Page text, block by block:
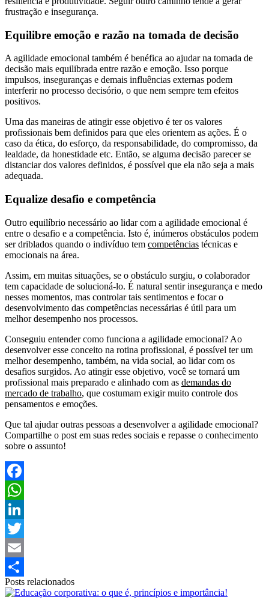
frustração e insegurança.
Equilibre emoção e razão na tomada de decisão
A agilidade emocional também é benéfica ao ajudar na tomada de
decisão mais equilibrada entre razão e emoção. Isso porque
impulsos, inseguranças e demais influências externas podem
interferir no processo decisório, o que nem sempre tem efeitos
positivos.
Uma das maneiras de atingir esse objetivo é ter os valores
profissionais bem definidos para que eles orientem as ações. É o
caso da ética, do esforço, da responsabilidade, do compromisso, da
lealdade, da honestidade etc. Então, se alguma decisão parecer se
distanciar dos valores definidos, é possível que ela não seja a mais
adequada.
Equalize desafio e competência
Outro equilíbrio necessário ao lidar com a agilidade emocional é
entre o desafio e a competência. Isto é, inúmeros obstáculos podem
ser driblados quando o indivíduo tem competências técnicas e
emocionais na área.
Assim, em muitas situações, se o obstáculo surgiu, o colaborador
tem capacidade de solucioná-lo. É natural sentir insegurança e medo
nesses momentos, mas controlar tais sentimentos e focar o
desenvolvimento das competências necessárias é útil para um
melhor desempenho nos processos.
Conseguiu entender como funciona a agilidade emocional? Ao
desenvolver esse conceito na rotina profissional, é possível ter um
melhor desempenho, também, na vida social, ao lidar com os
desafios surgidos. Ao atingir esse objetivo, você se tornará um
profissional mais preparado e alinhado com as demandas do
mercado de trabalho, que costumam exigir muito controle dos
pensamentos e emoções.
Que tal ajudar outras pessoas a desenvolver a agilidade emocional?
Compartilhe o post em suas redes sociais e repasse o conhecimento
sobre o assunto!
Facebook
WhatsApp
LinkedIn
Twitter
Email
Share
Posts relacionados